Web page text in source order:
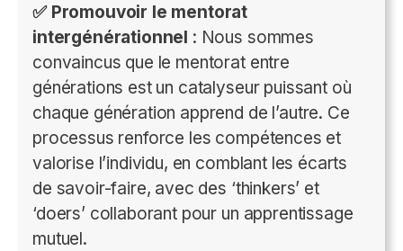
✅ Promouvoir le mentorat
intergénérationnel : Nous sommes
convaincus que le mentorat entre
générations est un catalyseur puissant où
chaque génération apprend de l’autre. Ce
processus renforce les compétences et
valorise l’individu, en comblant les écarts
de savoir-faire, avec des ‘thinkers’ et
‘doers’ collaborant pour un apprentissage
mutuel.